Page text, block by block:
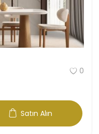
0
Satın Alın